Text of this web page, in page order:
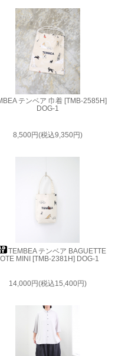
テンベア 巾着 [TMB-2585H]
DOG-1
8,500円(税込9,350円)
TEMBEA テンベア BAGUETTE
MINI [TMB-2381H] DOG-1
14,000円(税込15,400円)